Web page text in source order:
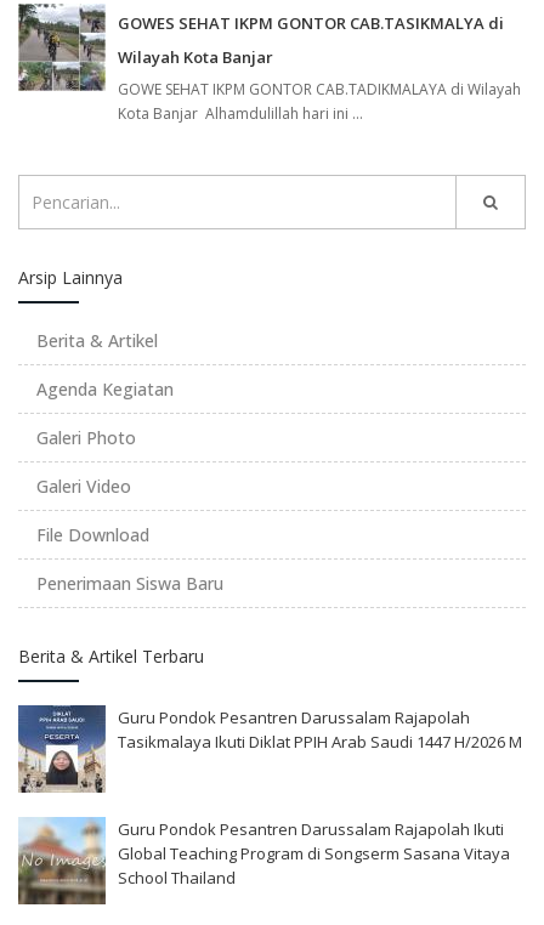
GOWES SEHAT IKPM GONTOR CAB.TASIKMALYA di
Wilayah Kota Banjar
GOWE SEHAT IKPM GONTOR CAB.TADIKMALAYA di Wilayah
Kota Banjar Alhamdulillah hari ini ...
Arsip Lainnya
Berita & Artikel
Agenda Kegiatan
Galeri Photo
Galeri Video
File Download
Penerimaan Siswa Baru
Berita & Artikel Terbaru
Guru Pondok Pesantren Darussalam Rajapolah
Tasikmalaya Ikuti Diklat PPIH Arab Saudi 1447 H/2026 M
Guru Pondok Pesantren Darussalam Rajapolah Ikuti
Global Teaching Program di Songserm Sasana Vitaya
School Thailand